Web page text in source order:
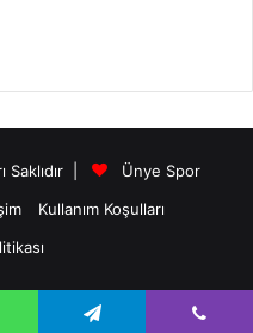
Saklıdır |
Ünye Spor
Kullanım Koşulları